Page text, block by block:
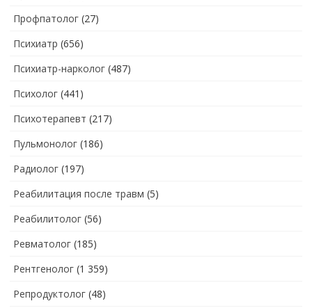
Профпатолог (27)
Психиатр (656)
Психиатр-нарколог (487)
Психолог (441)
Психотерапевт (217)
Пульмонолог (186)
Радиолог (197)
Реабилитация после травм (5)
Реабилитолог (56)
Ревматолог (185)
Рентгенолог (1 359)
Репродуктолог (48)